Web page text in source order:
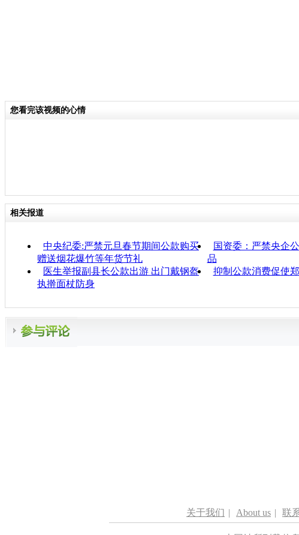
您看完该视频的心情
相关报道
中央纪委:严禁元旦春节期间公款购买
赠送烟花爆竹等年货节礼
国资委：严禁央企
品
医生举报副县长公款出游 出门戴钢盔
执擀面杖防身
抑制公款消费促使
关于我们 | About us | 联